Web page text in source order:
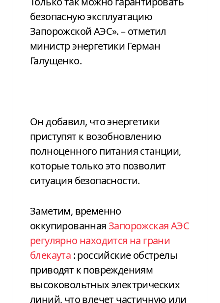
безопасную эксплуатацию
Запорожской АЭС». – отметил
министр энергетики Герман
Галущенко.
Он добавил, что энергетики
приступят к возобновлению
полноценного питания станции,
которые только это позволит
ситуация безопасности.
Заметим, временно
оккупированнаяЗапорожская АЭС
регулярно находится на грани
блекаута : российские обстрелы
приводят к повреждениям
высоковольтных электрических
линий, что влечет частичную или